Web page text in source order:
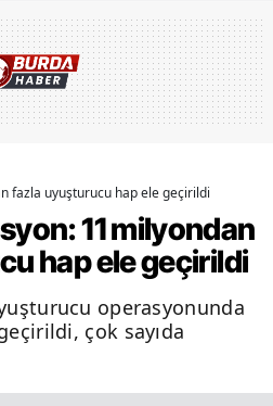
fazla uyuşturucu hap ele geçirildi
11 milyondan
hap ele geçirildi
operasyonunda
çok sayıda